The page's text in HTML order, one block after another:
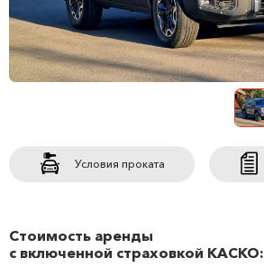
Условия проката
Стоимость аренды
с включенной страховкой КАСКО: